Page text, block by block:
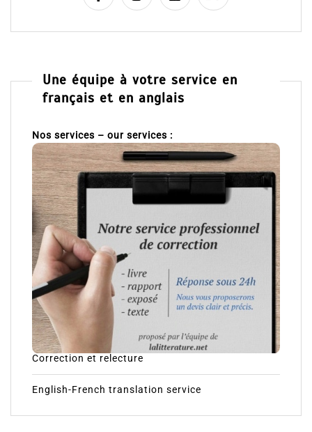
Une équipe à votre service en
français et en anglais
Nos services – our services :
Correction et relecture
English-French translation service